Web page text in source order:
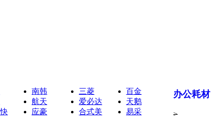
南韩 三菱
百金
航天 爱必达
天鹅
应豪 合式美
易采
办公耗材
>